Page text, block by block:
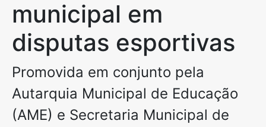
municipal em
disputas esportivas
Promovida em conjunto pela
Autarquia Municipal de Educação
(AME) e Secretaria Municipal de